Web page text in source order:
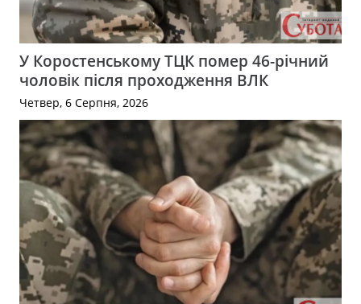
У Коростенському ТЦК помер 46-річний
чоловік після проходження ВЛК
Четвер, 6 Серпня, 2026